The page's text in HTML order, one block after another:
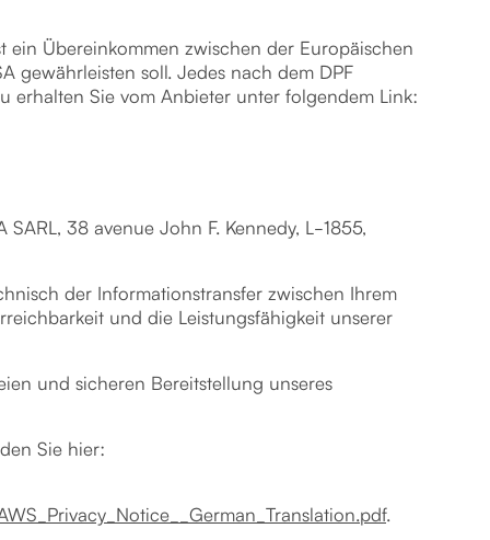
ein Übereinkommen zwischen der Europäischen
gewährleisten soll. Jedes nach dem DPF
erhalten Sie vom Anbieter unter folgendem Link:
38 avenue John F. Kennedy, L-1855,
der Informationstransfer zwischen Ihrem
und die Leistungsfähigkeit unserer
und sicheren Bereitstellung unseres
Sie hier:
.